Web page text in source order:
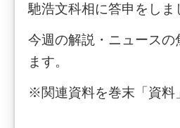
馳浩文科相に答申をしま
今週の解説・ニュース
ます。
※関連資料を巻末「資料